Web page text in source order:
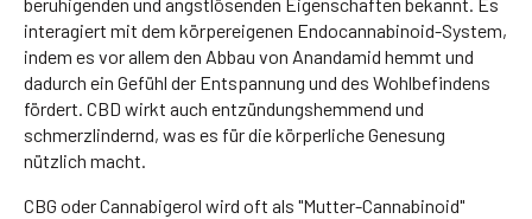
interagiert mit dem körpereigenen Endocannabinoid-System,
indem es vor allem den Abbau von Anandamid hemmt und
dadurch ein Gefühl der Entspannung und des Wohlbefindens
fördert. CBD wirkt auch entzündungshemmend und
schmerzlindernd, was es für die körperliche Genesung
nützlich macht.
CBG oder Cannabigerol wird oft als "Mutter-Cannabinoid"